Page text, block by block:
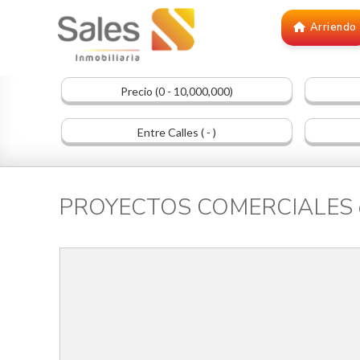
Arriendo
Precio (0 - 10,000,000)
Entre Calles ( - )
PROYECTOS